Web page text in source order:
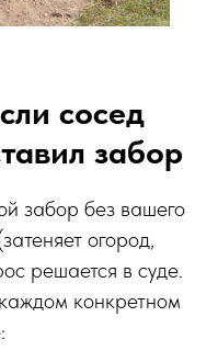
сосед
забор
забор без вашего
огород,
решается в суде.
конкретном